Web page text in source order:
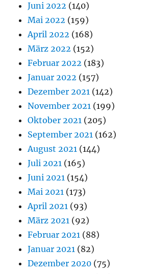
Juni 2022 (140)
Mai 2022 (159)
April 2022 (168)
März 2022 (152)
Februar 2022 (183)
Januar 2022 (157)
Dezember 2021 (142)
November 2021 (199)
Oktober 2021 (205)
September 2021 (162)
August 2021 (144)
Juli 2021 (165)
Juni 2021 (154)
Mai 2021 (173)
April 2021 (93)
März 2021 (92)
Februar 2021 (88)
Januar 2021 (82)
Dezember 2020 (75)